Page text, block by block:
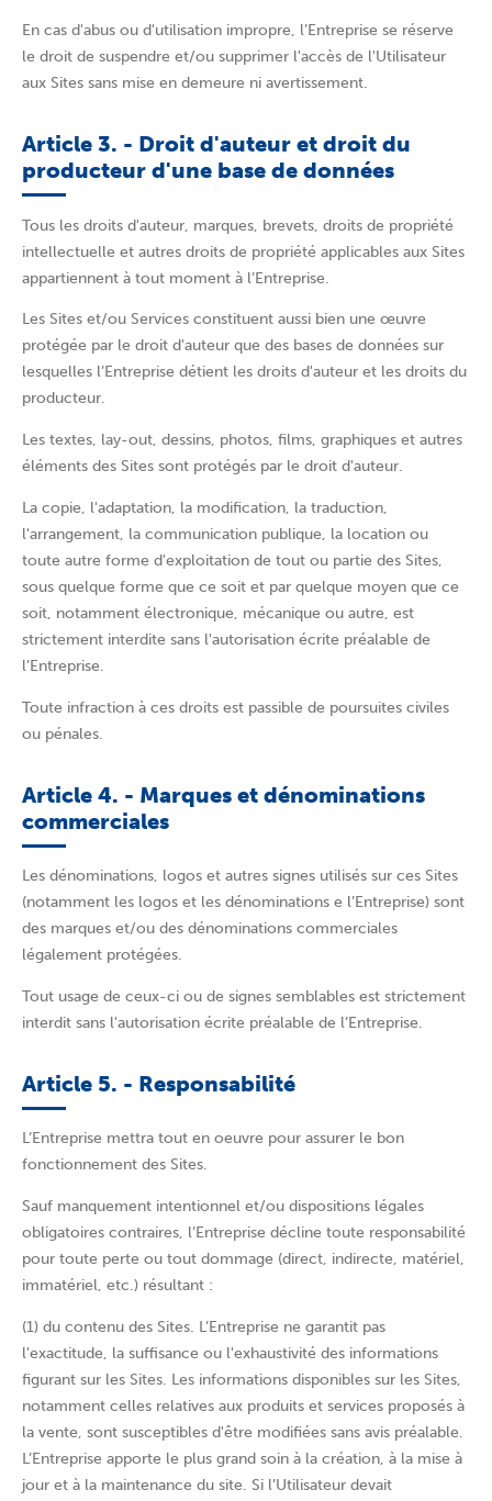
En cas d'abus ou d'utilisation impropre, l’Entreprise se réserve
le droit de suspendre et/ou supprimer l'accès de l'Utilisateur
aux Sites sans mise en demeure ni avertissement.
Article 3. - Droit d'auteur et droit du
producteur d'une base de données
Tous les droits d'auteur, marques, brevets, droits de propriété
intellectuelle et autres droits de propriété applicables aux Sites
appartiennent à tout moment à l’Entreprise.
Les Sites et/ou Services constituent aussi bien une œuvre
protégée par le droit d'auteur que des bases de données sur
lesquelles l’Entreprise détient les droits d'auteur et les droits du
producteur.
Les textes, lay-out, dessins, photos, films, graphiques et autres
éléments des Sites sont protégés par le droit d'auteur.
La copie, l'adaptation, la modification, la traduction,
l'arrangement, la communication publique, la location ou
toute autre forme d'exploitation de tout ou partie des Sites,
sous quelque forme que ce soit et par quelque moyen que ce
soit, notamment électronique, mécanique ou autre, est
strictement interdite sans l'autorisation écrite préalable de
l’Entreprise.
Toute infraction à ces droits est passible de poursuites civiles
ou pénales.
Article 4. - Marques et dénominations
commerciales
Les dénominations, logos et autres signes utilisés sur ces Sites
(notamment les logos et les dénominations e l’Entreprise) sont
des marques et/ou des dénominations commerciales
légalement protégées.
Tout usage de ceux-ci ou de signes semblables est strictement
interdit sans l'autorisation écrite préalable de l’Entreprise.
Article 5. - Responsabilité
L’Entreprise mettra tout en oeuvre pour assurer le bon
fonctionnement des Sites.
Sauf manquement intentionnel et/ou dispositions légales
obligatoires contraires, l’Entreprise décline toute responsabilité
pour toute perte ou tout dommage (direct, indirecte, matériel,
immatériel, etc.) résultant :
(1) du contenu des Sites. L’Entreprise ne garantit pas
l'exactitude, la suffisance ou l'exhaustivité des informations
figurant sur les Sites. Les informations disponibles sur les Sites,
notamment celles relatives aux produits et services proposés à
la vente, sont susceptibles d'être modifiées sans avis préalable.
L’Entreprise apporte le plus grand soin à la création, à la mise à
jour et à la maintenance du site. Si l’Utilisateur devait